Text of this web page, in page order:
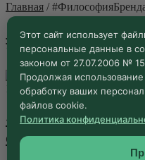
Главная /
10.03.2026 ·Блог
«Сады Бэллы»:
скрытая в кронах
Этот сайт использует
персональные данные в
законом от 27.07.2006 №
Продолжая
обработку ваших
файлов cookie.
Политика